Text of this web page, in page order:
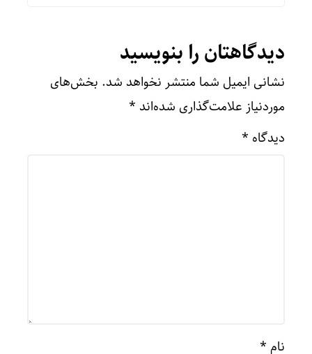
دیدگاهتان را بنویسید
نشانی ایمیل شما منتشر نخواهد شد. بخش‌های
موردنیاز علامت‌گذاری شده‌اند *
دیدگاه *
نام *